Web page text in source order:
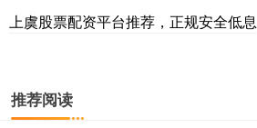
上虞股票配资平台推荐，正规安全低息
推荐阅读